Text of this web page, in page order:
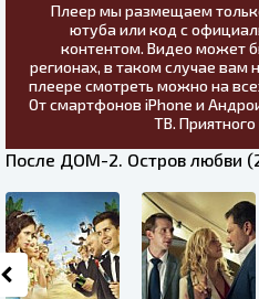
Плеер мы размещаем
ютуба или код с
контентом. Видео может
регионах, в таком случае вам
плеере смотреть можно на
От смартфонов iPhone и
ТВ.
После ДОМ-2. Остров любви